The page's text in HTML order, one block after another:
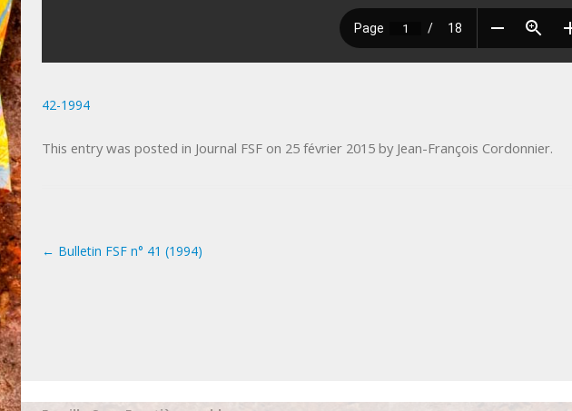
42-1994
This entry was posted in Journal FSFon 25 février 2015by Jean-François Cordonnier.
Post navigation
← Bulletin FSF n° 41 (1994)